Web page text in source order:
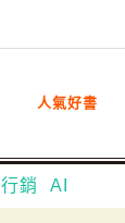
人氣好書
行銷 AI